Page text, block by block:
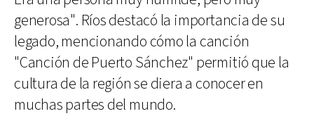
generosa". Ríos destacó la importancia de su
legado, mencionando cómo la canción
"Canción de Puerto Sánchez" permitió que la
cultura de la región se diera a conocer en
muchas partes del mundo.